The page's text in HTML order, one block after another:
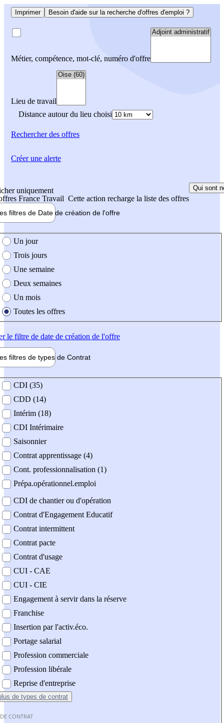
Imprimer Besoin d'aide sur la recherche d'offres d'emploi ?
Métier, compétence, mot-clé, numéro d'offre
Lieu de travail
Distance autour du lieu choisi
Rechercherdes offres
uniquement
France Travail Cette action recharge la liste des offres
Qui sont
filtres de Date de création de l'offre
création de l'offre
Un jour
Trois jours
Une semaine
Deux semaines
Un mois
Toutes les offres
le filtre de date de création de l'offre
filtres de types de Contrat
contrat
CDI (35)
CDD (14)
Intérim (18)
CDI Intérimaire
Saisonnier
Contrat apprentissage (4)
Cont. professionnalisation (1)
Prépa.opérationnel.emploi
CDI de chantier ou d'opération
Contrat d'Engagement Educatif
Contrat intermittent
Contrat pacte
Contrat d'usage
CUI - CAE
CUI - CIE
Engagement à servir dans la réserve
Franchise
Insertion par l'activ.éco.
Portage salarial
Profession commerciale
Profession libérale
Reprise d'entreprise
de types de contrat
CONTRAT
Créer une alerte